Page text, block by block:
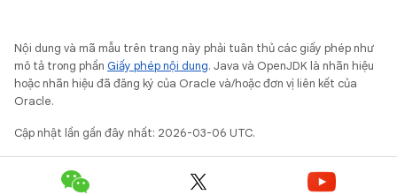
Nội dung và mã mẫu trên trang này phải tuân thủ các giấy phép như
mô tả trong phần Giấy phép nội dung. Java và OpenJDK là nhãn hiệu
hoặc nhãn hiệu đã đăng ký của Oracle và/hoặc đơn vị liên kết của
Oracle.
Cập nhật lần gần đây nhất: 2026-03-06 UTC.